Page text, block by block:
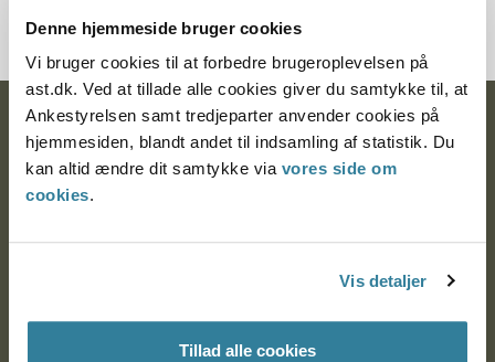
Denne hjemmeside bruger cookies
Vi bruger cookies til at forbedre brugeroplevelsen på
ast.dk. Ved at tillade alle cookies giver du samtykke til, at
Ankestyrelsen samt tredjeparter anvender cookies på
hjemmesiden, blandt andet til indsamling af statistik. Du
kan altid ændre dit samtykke via vores side om
cookies.
Vis detaljer
Tillad alle cookies
indbyrdes aldersforskel.
Ankestyrelsen
Postadresse:
9000 Aalborg